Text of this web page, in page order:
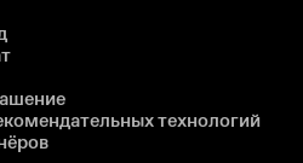
технологий